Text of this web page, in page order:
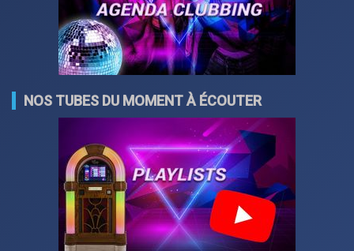
NOS TUBES DU MOMENT À ÉCOUTER